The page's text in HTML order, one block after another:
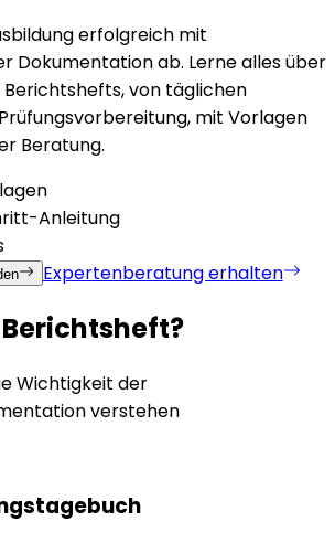
erfolgreich mit
Dokumentation ab. Lerne alles über
Berichtshefts, von täglichen
mit Vorlagen
Beratung.
Anleitung
Expertenberatung erhalten
Wichtigkeit der
verstehen